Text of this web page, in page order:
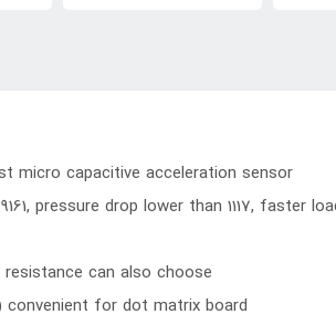
micro capacitive acceleration sensor
pressure drop lower than 1117, faster
can also choose
convenient for dot matrix board